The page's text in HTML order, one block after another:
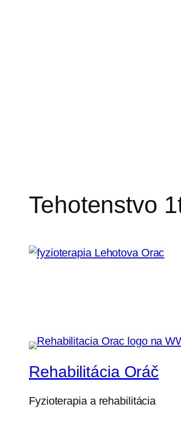
Tehotenstvo
Rehabilitácia Oráč
Fyzioterapia a rehabilitácia